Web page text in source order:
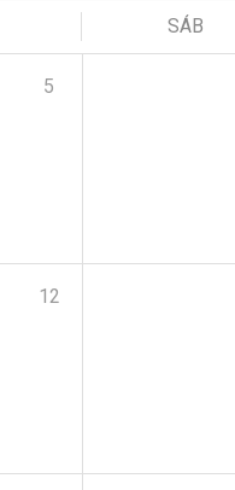
SÁB
5
12